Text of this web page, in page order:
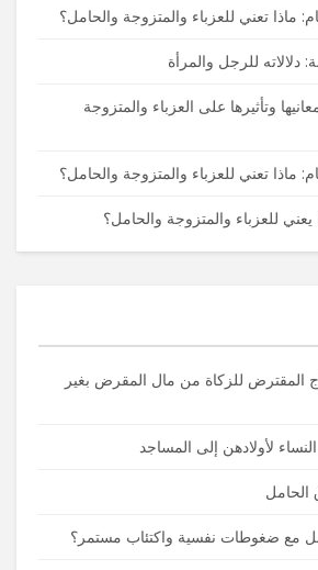
ماذا تعني للعزباء والمتزوجة والحامل؟
للرجل والمرأة
وتأثيرها على العزباء والمتزوجة
ماذا تعني للعزباء والمتزوجة والحامل؟
للعزباء والمتزوجة والحامل؟
المقترض للزكاة من مال المقرض بغير
لأولادهن إلى المساجد
مع ضغوطات نفسية واكتئاب مستمر؟